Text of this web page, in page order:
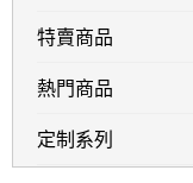
特賣商品
熱門商品
定制系列